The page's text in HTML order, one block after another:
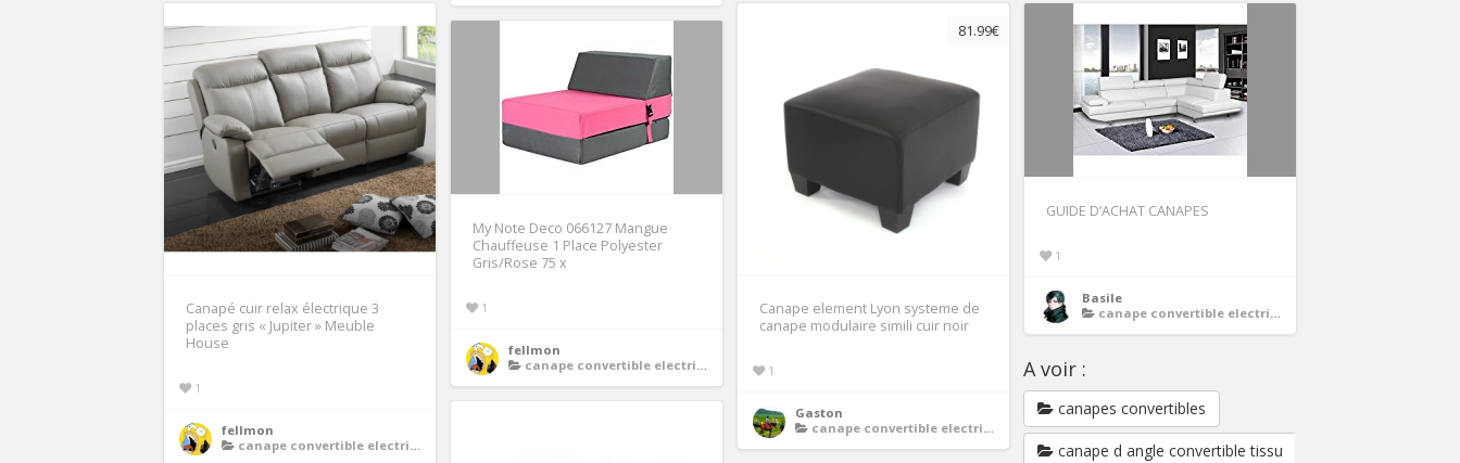
Canapé cuir relax électrique 3
places gris « Jupiter » Meuble
House
1
fellmon
canape convertible electrique
81.99€
Canape element Lyon systeme de
canape modulaire simili cuir noir
1
Gaston
canape convertible electrique
GUIDE D’ACHAT CANAPES
1
Basile
canape convertible electrique
My Note Deco 066127 Mangue
Chauffeuse 1 Place Polyester
Gris/Rose 75 x
1
fellmon
canape convertible electrique
A voir :
canapes convertibles
canape d angle convertible tissu